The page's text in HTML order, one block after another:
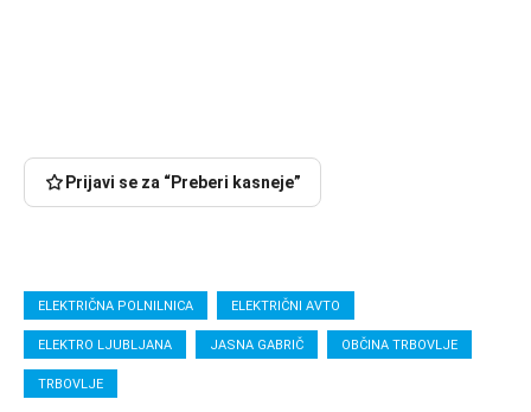
Prijavi se za “Preberi kasneje”
ELEKTRIČNA POLNILNICA ELEKTRIČNI AVTO
ELEKTRO LJUBLJANA JASNA GABRIČ OBČINA TRBOVLJE
TRBOVLJE